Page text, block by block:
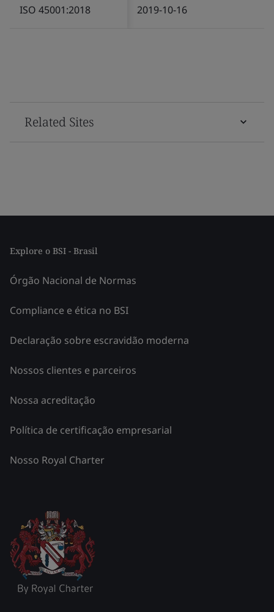
ISO 45001:2018 2019-10-16
Related Sites
Explore o BSI - Brasil
Órgão Nacional de Normas
Compliance e ética no BSI
Declaração sobre escravidão moderna
Nossos clientes e parceiros
Nossa acreditação
Política de certificação empresarial
Nosso Royal Charter